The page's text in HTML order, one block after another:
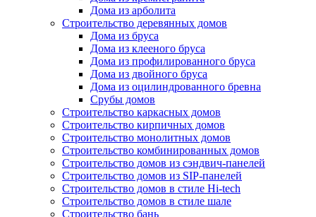
Дома из арболита
Строительство деревянных домов
Дома из бруса
Дома из клееного бруса
Дома из профилированного бруса
Дома из двойного бруса
Дома из оцилиндрованного бревна
Срубы домов
Строительство каркасных домов
Строительство кирпичных домов
Строительство монолитных домов
Строительство комбинированных домов
Строительство домов из сэндвич-панелей
Строительство домов из SIP-панелей
Строительство домов в стиле Hi-tech
Строительство домов в стиле шале
Строительство бань